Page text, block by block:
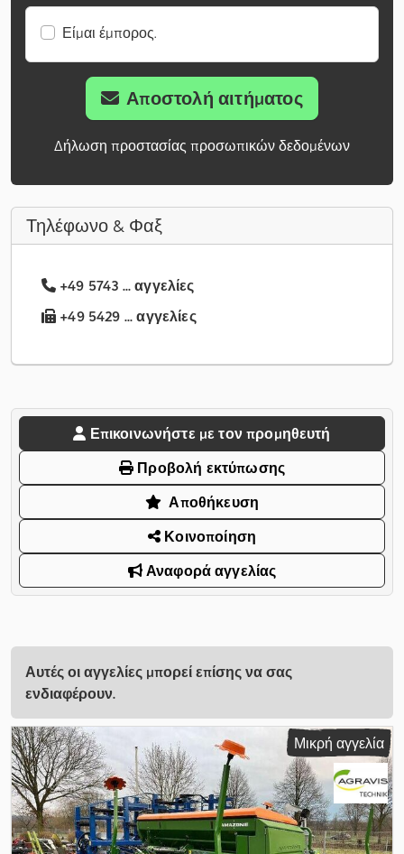
Είμαι έμπορος.
Αποστολή αιτήματος
Δήλωση προστασίας προσωπικών δεδομένων
Τηλέφωνο & Φαξ
+49 5743 ... αγγελίες
+49 5429 ... αγγελίες
Επικοινωνήστε με τον προμηθευτή
Προβολή εκτύπωσης
Αποθήκευση
Κοινοποίηση
Αναφορά αγγελίας
Αυτές οι αγγελίες μπορεί επίσης να σας
ενδιαφέρουν.
Μικρή αγγελία